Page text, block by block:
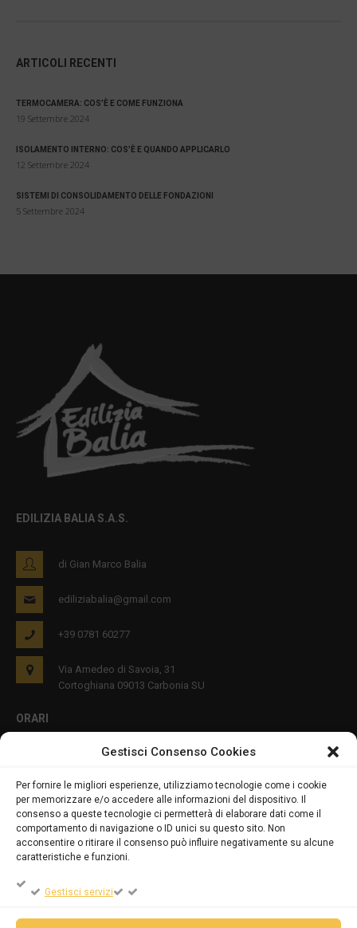
Gestisci Consenso Cookies
Per fornire le migliori esperienze, utilizziamo tecnologie come i cookie
per memorizzare e/o accedere alle informazioni del dispositivo. Il
consenso a queste tecnologie ci permetterà di elaborare dati come il
comportamento di navigazione o ID unici su questo sito. Non
acconsentire o ritirare il consenso può influire negativamente su alcune
caratteristiche e funzioni.
Gestisci servizi
ARTICOLI RECENTI
TERMOCAMERA: COS’È E COME FUNZIONA
19 Settembre 2024
ISOLAMENTO INTERNO: COS’È E QUANDO APPLICARLO
12 Settembre 2024
SISTEMI DI CONSOLIDAMENTO DELLE FONDAZIONI
5 Settembre 2024
EDILIZIA BALIA S.A.S.
di Gian Marco Balia
ediliziabalia@gmail.com
+39 0781 60277
Via Amedeo di Savoia, 31
Cortoghiana 09013 Carbonia SU
ORARI
PRIVACY E COOKIES
DICHIARAZIONE SULLA PRIVACY (UE)
COOKIE POLICY (UE)